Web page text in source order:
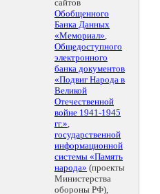
сайтов
Обобщенного
Банка Данных
«Мемориал»,
Общедоступного
электронного
банка документов
«Подвиг Народа в
Великой
Отечественной
войне 1941-1945
гг.»,
государственной
информационной
системы «Память
народа» (проекты
Министерства
обороны РФ),